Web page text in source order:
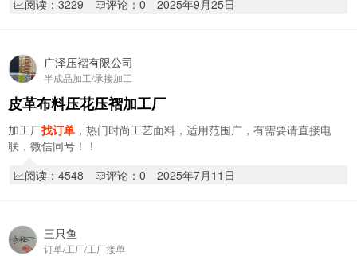
阅读：3229
评论：0 2025年9月25日
广泽压褶有限公司
半成品加工/承接加工
皮革布料压花压褶加工厂
加工厂找订单 ，热门时尚工艺面料，适用范围广，有需要请直接电
联，微信同号！！
阅读：4548
评论：0 2025年7月11日
三只鱼
订单/工厂/工厂接单